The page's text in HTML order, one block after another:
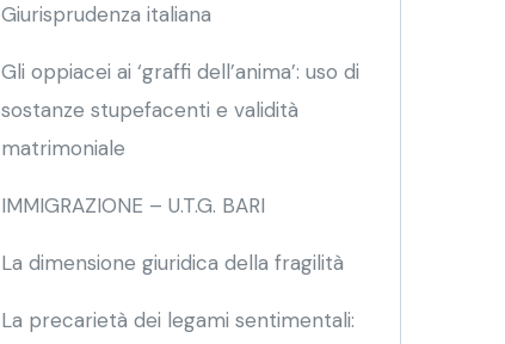
Giurisprudenza italiana
Gli oppiacei ai ‘graffi dell’anima’: uso di
sostanze stupefacenti e validità
matrimoniale
IMMIGRAZIONE – U.T.G. BARI
La dimensione giuridica della fragilità
La precarietà dei legami sentimentali: